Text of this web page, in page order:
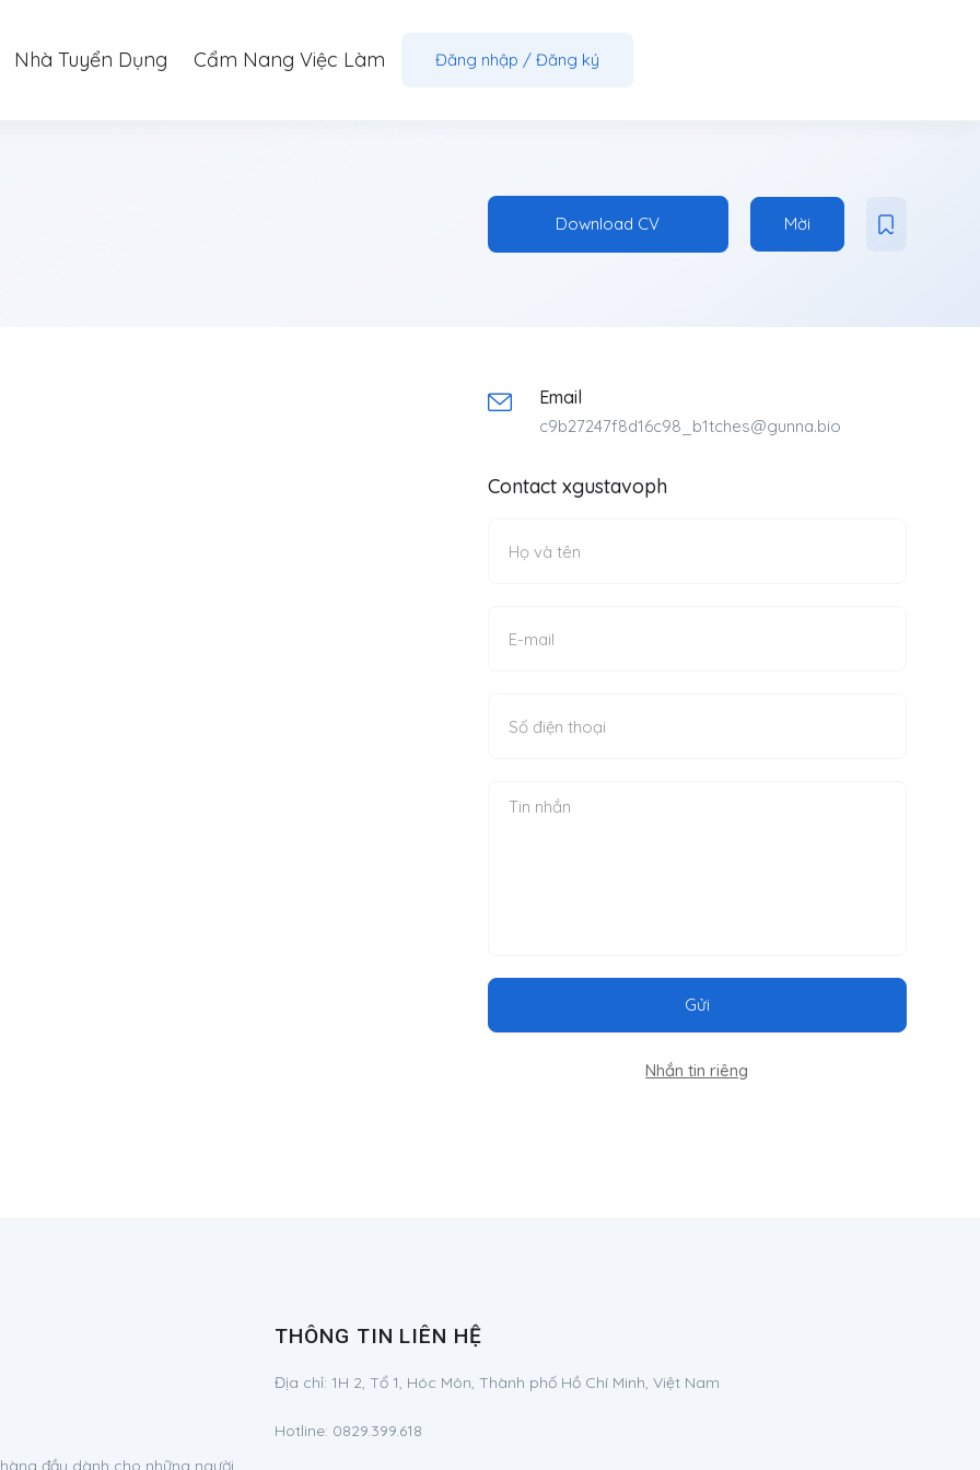
Nhà Tuyển Dụng Cẩm Nang Việc Làm Đăng nhập / Đăng ký
Download CV Mời
Email
c9b27247f8d16c98_b1tches@gunna.bio
Contact xgustavoph
Gửi
Nhắn tin riêng
đầu dành cho những người
THÔNG TIN LIÊN HỆ
Địa chỉ: 1H 2, Tổ 1, Hóc Môn, Thành phố Hồ Chí Minh, Việt Nam
Hotline: 0829.399.618